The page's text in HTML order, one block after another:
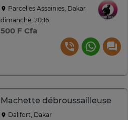
Parcelles Assainies, Dakar
dimanche, 20:16
500 F Cfa
Machette débroussailleuse
Dalifort, Dakar